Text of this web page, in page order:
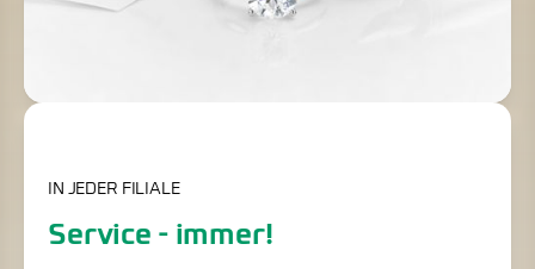
IN JEDER FILIALE
Service - immer!